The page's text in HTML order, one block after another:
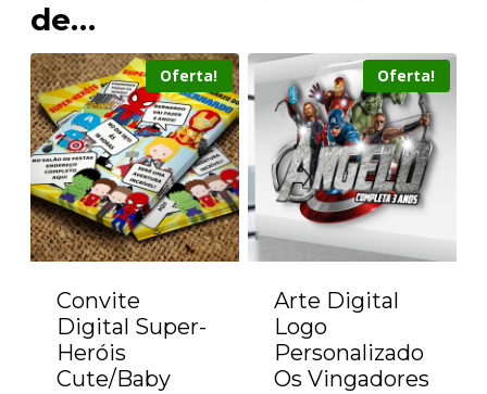
de…
Oferta!
Convite
Digital Super-
Heróis
Cute/Baby
Oferta!
Arte Digital
Logo
Personalizado
Os Vingadores